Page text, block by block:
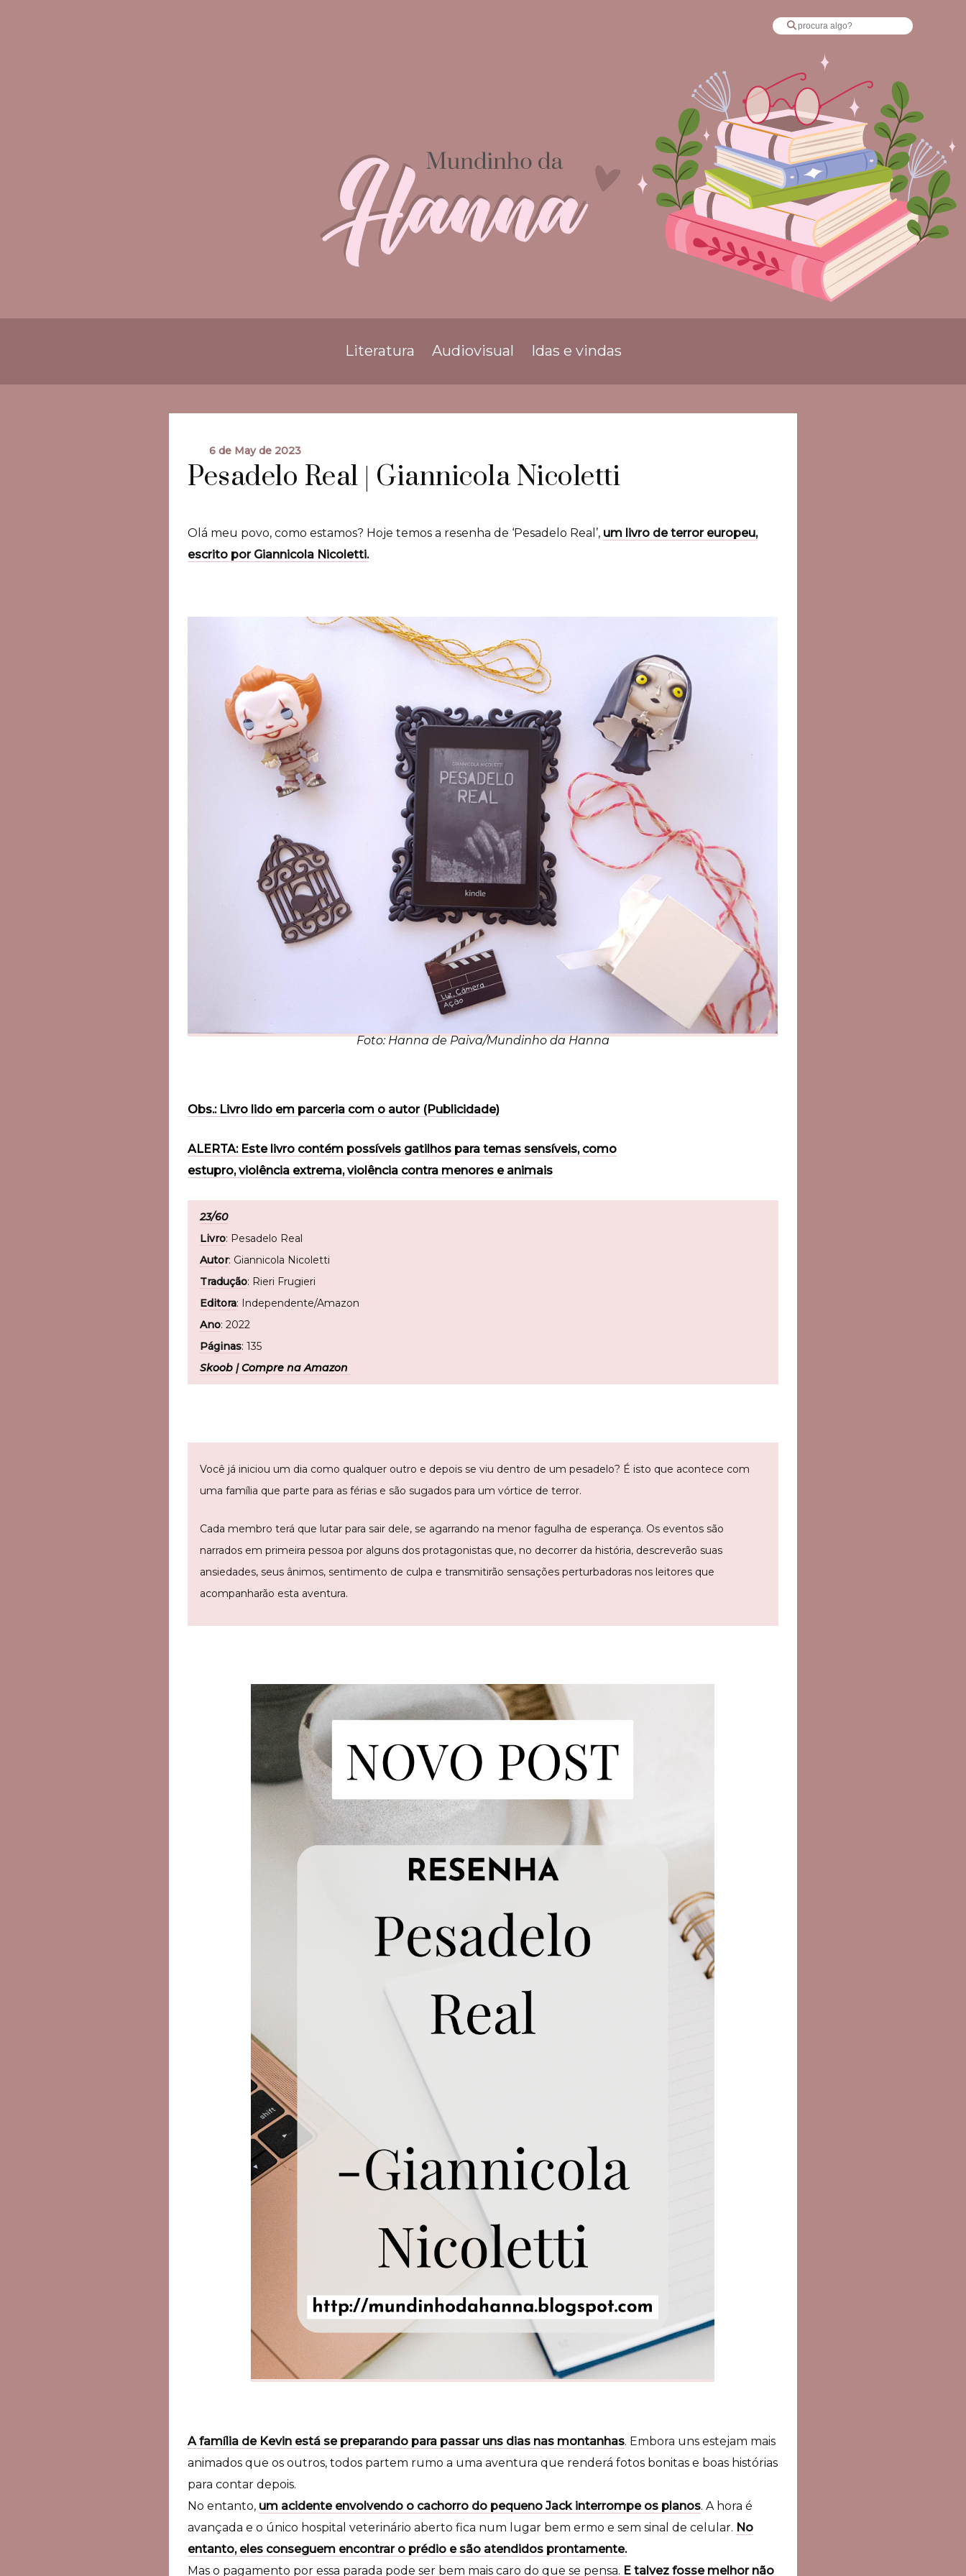
Literatura Audiovisual Idas e vindas
6 de May de 2023
Pesadelo Real | Giannicola Nicoletti
Olá meu povo, como estamos? Hoje temos a resenha de ‘Pesadelo Real’, um livro de terror europeu,
escrito por Giannicola Nicoletti.
Foto: Hanna de Paiva/Mundinho da Hanna
Obs.: Livro lido em parceria com o autor (Publicidade)
ALERTA: Este livro contém possíveis gatilhos para temas sensíveis, como
estupro, violência extrema, violência contra menores e animais
23/60
Livro: Pesadelo Real
Autor: Giannicola Nicoletti
Tradução: Rieri Frugieri
Editora: Independente/Amazon
Ano: 2022
Páginas: 135
Skoob |Compre na Amazon
Você já iniciou um dia como qualquer outro e depois se viu dentro de um pesadelo? É isto que acontece com
uma família que parte para as férias e são sugados para um vórtice de terror.
Cada membro terá que lutar para sair dele, se agarrando na menor fagulha de esperança. Os eventos são
narrados em primeira pessoa por alguns dos protagonistas que, no decorrer da história, descreverão suas
ansiedades, seus ânimos, sentimento de culpa e transmitirão sensações perturbadoras nos leitores que
acompanharão esta aventura.
A família de Kevin está se preparando para passar uns dias nas montanhas. Embora uns estejam mais
animados que os outros, todos partem rumo a umaaventura que renderá fotos bonitas e boas histórias
para contar depois.
No entanto, um acidente envolvendo o cachorro do pequeno Jack interrompe os planos. A hora é
avançada e o único hospital veterinário aberto fica num lugar bem ermo e sem sinal de celular. No
entanto, eles conseguem encontrar o prédio e são atendidos prontamente.
Mas o pagamento por essa parada pode ser bem mais caro do que se pensa. E talvez fosse melhor não